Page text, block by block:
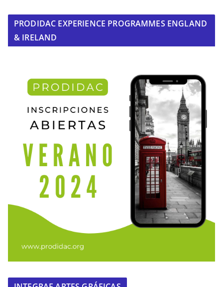
PRODIDAC EXPERIENCE PROGRAMMES ENGLAND
& IRELAND